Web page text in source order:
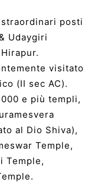
posti
Udaygiri
visitato
(II sec AC).
e più templi,
al Dio Shiva),
Temple,
Temple,